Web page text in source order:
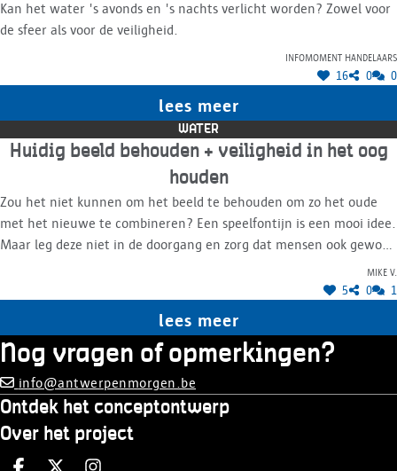
Kan het water 's avonds en 's nachts verlicht worden? Zowel voor
de sfeer als voor de veiligheid.
Infomoment handelaars
16 0 0
lees meer
WATER
Huidig beeld behouden + veiligheid in het oog
houden
Zou het niet kunnen om het beeld te behouden om zo het oude
met het nieuwe te combineren? Een speelfontijn is een mooi idee.
Maar leg deze niet in de doorgang en zorg dat mensen ook gewoon
kunnen passeren zonder dat spelende kinderen de voorbijgangers
nat maken of in hun volle enthousiasme de passanten omver
Mike V.
5 0 1
lees meer
Nog vragen of opmerkingen?
info@antwerpenmorgen.be
Ontdek het conceptontwerp
Over het project